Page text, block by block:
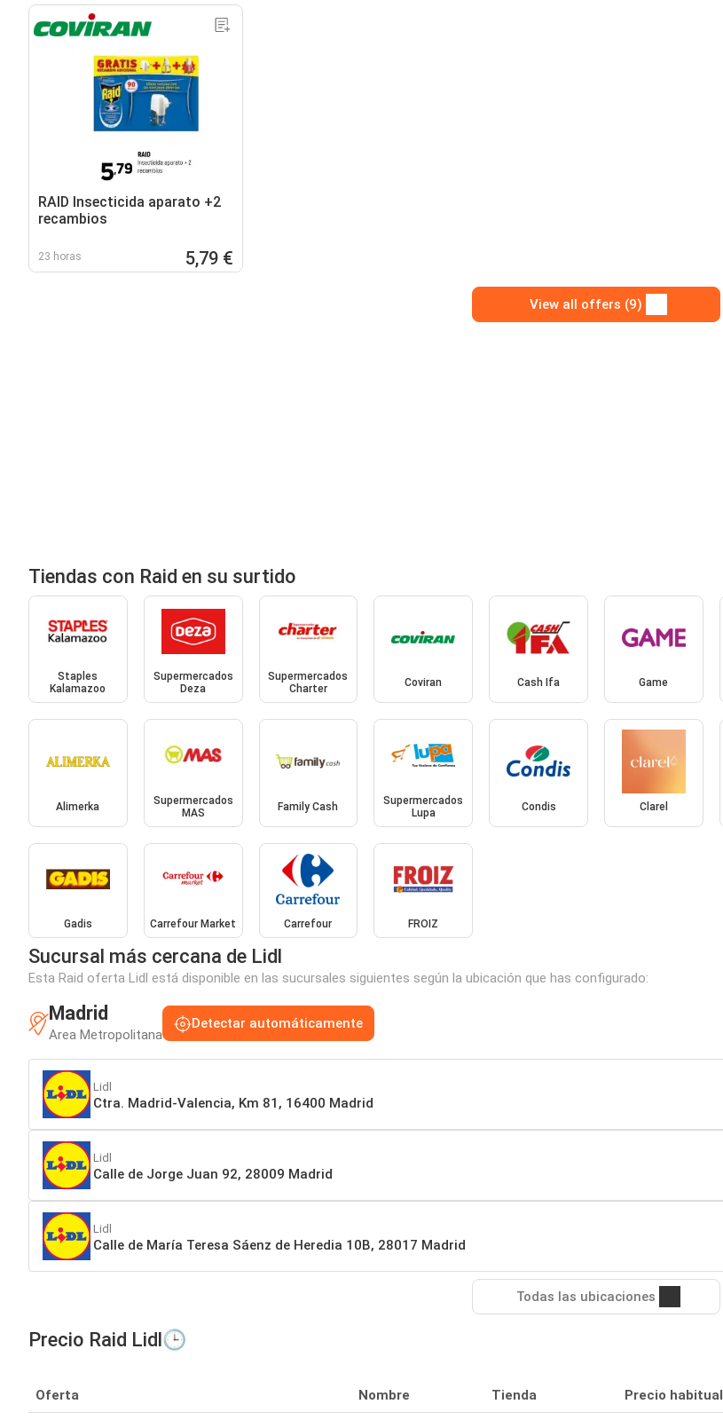
RAID Insecticida aparato +2
recambios
23 horas 5,79 €
View all offers (9)
Tiendas con Raid en su surtido
Staples
Kalamazoo
Supermercados
Deza
Supermercados
Charter
Coviran Cash Ifa Game
Alimerka
Supermercados
MAS
Family Cash
Supermercados
Lupa
Condis Clarel
Gadis Carrefour Market Carrefour FROIZ
Sucursal más cercana de Lidl
Esta Raid oferta Lidl está disponible en las sucursales siguientes según la ubicación que has configurado:
Madrid
Area Metropolitana
Detectar automáticamente
Lidl
Ctra. Madrid-Valencia, Km 81, 16400 Madrid
Lidl
Calle de Jorge Juan 92, 28009 Madrid
Lidl
Calle de María Teresa Sáenz de Heredia 10B, 28017 Madrid
Todas las ubicaciones
Precio Raid Lidl🕒
Oferta Nombre Tienda Precio habitual